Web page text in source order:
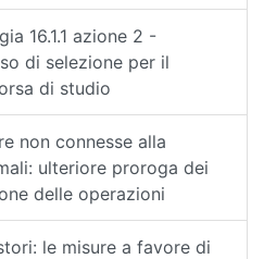
16.1.1 azione 2 -
di selezione per il
di studio
non connesse alla
ulteriore proroga dei
delle operazioni
le misure a favore di